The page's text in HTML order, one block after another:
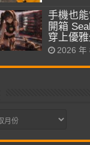
手機也
開箱 Seal
穿上優
2026 年